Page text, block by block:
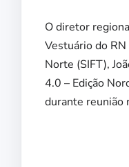
O diretor
Vestuário do
Norte (SIFT),
4.0 – Edição
durante reunião